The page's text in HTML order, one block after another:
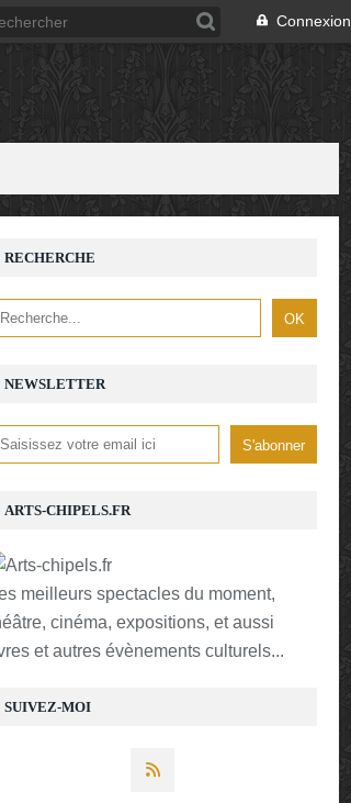
Connexion
NEWSLETTER
SUIVEZ-MOI
RECHERCHE
ARTS-CHIPELS.FR
meilleurs spectacles du moment,
cinéma, expositions, et aussi
et autres évènements culturels...